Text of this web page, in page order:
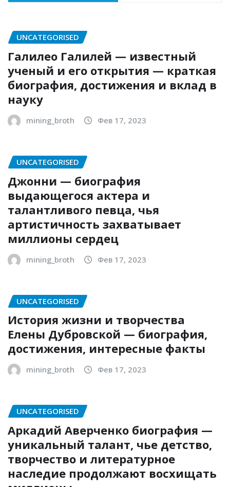
UNCATEGORISED
Галилео Галилей — известный
ученый и его открытия — краткая
биография, достижения и вклад в
науку
mining_broth Фев 17, 2023
UNCATEGORISED
Джонни — биография
выдающегося актера и
талантливого певца, чья
артистичность захватывает
миллионы сердец
mining_broth Фев 17, 2023
UNCATEGORISED
История жизни и творчества
Елены Дубровской — биография,
достижения, интересные факты
mining_broth Фев 17, 2023
UNCATEGORISED
Аркадий Аверченко биография —
уникальный талант, чье детство,
творчество и литературное
наследие продолжают восхищать